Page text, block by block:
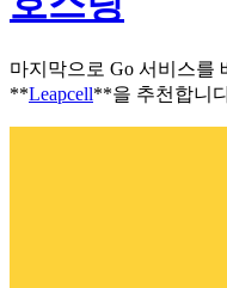
마지막으로 Go 서비스를
**Leapcell**을 추천합니